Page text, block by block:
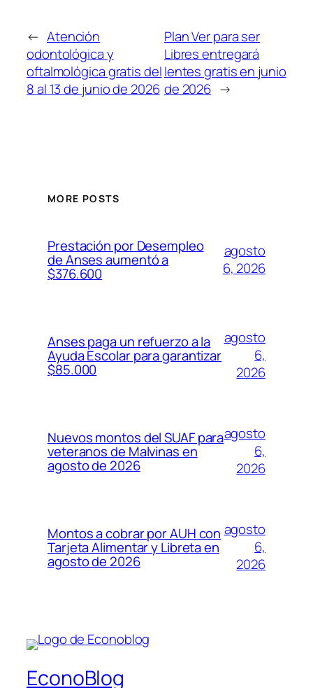
← Atención
odontológica y
oftalmológica gratis del
8 al 13 de junio de 2026
Plan Ver para ser
Libres entregará
lentes gratis en junio
de 2026 →
MORE POSTS
Prestación por Desempleo
de Anses aumentó a
$376.600
agosto
6, 2026
Anses paga un refuerzo a la
Ayuda Escolar para garantizar
$85.000
agosto
6,
2026
Nuevos montos del SUAF para
veteranos de Malvinas en
agosto de 2026
agosto
6,
2026
Montos a cobrar por AUH con
Tarjeta Alimentar y Libreta en
agosto de 2026
agosto
6,
2026
EconoBlog